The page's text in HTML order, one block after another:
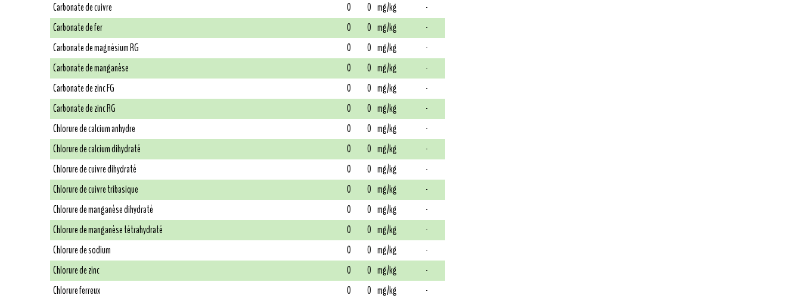
Carbonate de cuivre
0 0 mg/kg
-
Carbonate de fer
0 0 mg/kg
-
Carbonate de magnésium RG
0 0 mg/kg
-
Carbonate de manganèse
0 0 mg/kg
-
Carbonate de zinc FG
0 0 mg/kg
-
Carbonate de zinc RG
0 0 mg/kg
-
Chlorure de calcium anhydre
0 0 mg/kg
-
Chlorure de calcium dihydraté
0 0 mg/kg
-
Chlorure de cuivre dihydraté
0 0 mg/kg
-
Chlorure de cuivre tribasique
0 0 mg/kg
-
Chlorure de manganèse dihydraté
0 0 mg/kg
-
Chlorure de manganèse tétrahydraté
0 0 mg/kg
-
Chlorure de sodium
0 0 mg/kg
-
Chlorure de zinc
0 0 mg/kg
-
Chlorure ferreux
0 0 mg/kg
-